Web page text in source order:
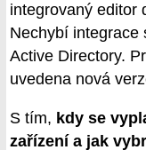
integrovaný editor
Nechybí integrace
Active Directory.
uvedena nová
S tím, kdy se
zařízení a jak